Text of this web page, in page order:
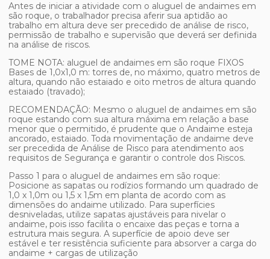
Antes de iniciar a atividade com o aluguel de andaimes em
são roque, o trabalhador precisa aferir sua aptidão ao
trabalho em altura deve ser precedido de análise de risco,
permissão de trabalho e supervisão que deverá ser definida
na análise de riscos.
TOME NOTA: aluguel de andaimes em são roque FIXOS
Bases de 1,0x1,0 m: torres de, no máximo, quatro metros de
altura, quando não estaiado e oito metros de altura quando
estaiado (travado);
RECOMENDAÇÃO: Mesmo o aluguel de andaimes em são
roque estando com sua altura máxima em relação a base
menor que o permitido, é prudente que o Andaime esteja
ancorado, estaiado. Toda movimentação de andaime deve
ser precedida de Análise de Risco para atendimento aos
requisitos de Segurança e garantir o controle dos Riscos.
Passo 1 para o aluguel de andaimes em são roque:
Posicione as sapatas ou rodízios formando um quadrado de
1,0 x 1,0m ou 1,5 x 1,5m em planta de acordo com as
dimensões do andaime utilizado. Para superfícies
desniveladas, utilize sapatas ajustáveis para nivelar o
andaime, pois isso facilita o encaixe das peças e torna a
estrutura mais segura. A superfície de apoio deve ser
estável e ter resistência suficiente para absorver a carga do
andaime + cargas de utilização